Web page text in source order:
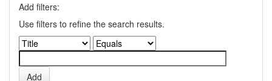
Add filters:
Use filters to refine the search results.